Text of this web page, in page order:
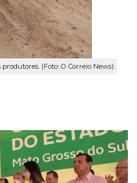
(Foto: O Correio News)